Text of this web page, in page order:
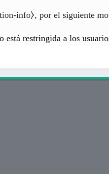
info⧽, por el siguiente
está restringida a los